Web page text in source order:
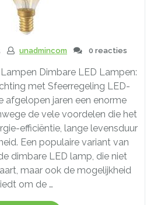
unadmincom 0 reacties
Dimbare LED Lampen:
met Sfeerregeling LED-
afgelopen jaren een enorme
de vele voordelen die het
efficiëntie, lange levensduur
Een populaire variant van
dimbare LED lamp, die niet
maar ook de mogelijkheid
om de …